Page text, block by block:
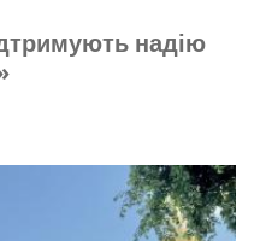
надію